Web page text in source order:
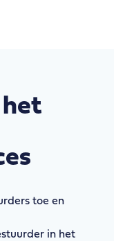
toe en
in het